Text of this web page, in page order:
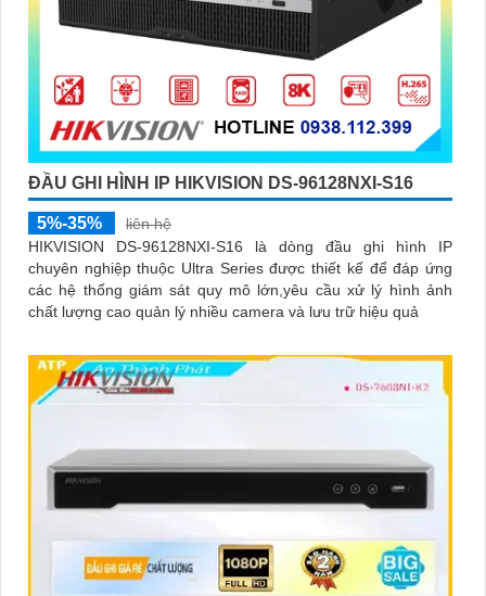
ĐẦU GHI HÌNH IP HIKVISION DS-96128NXI-S16
5%-35%
liên hệ
HIKVISION DS‑96128NXI‑S16 là dòng đầu ghi hình IP
chuyên nghiệp thuộc Ultra Series được thiết kế để đáp ứng
các hệ thống giám sát quy mô lớn,yêu cầu xử lý hình ảnh
chất lượng cao quản lý nhiều camera và lưu trữ hiệu quả